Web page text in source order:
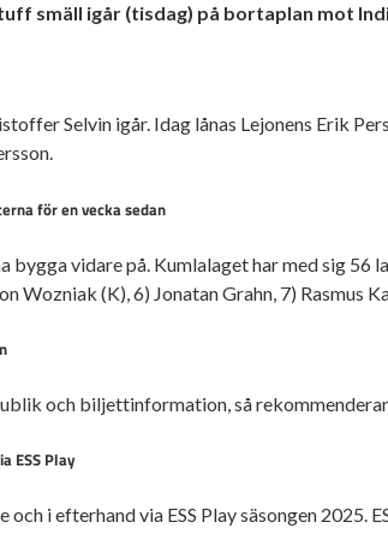
smäll igår (tisdag) på bortaplan mot
Selvin igår. Idag lånas Lejonens Erik
för en vecka sedan
bygga vidare på. Kumlalaget har med sig
Wozniak (K), 6) Jonatan Grahn, 7) Rasmus
och biljettinformation, så
ESS Play
och i efterhand via ESS Play säsongen